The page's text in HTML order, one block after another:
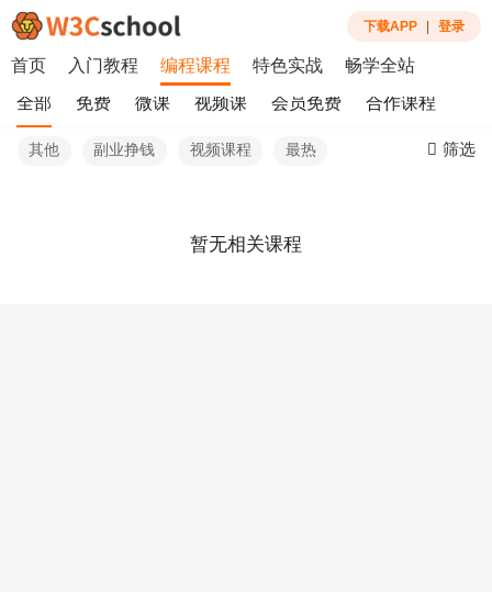
下载APP 登录
首页 入门教程 编程课程 特色实战 畅学全站
全部 免费 微课 视频课 会员免费 合作课程
其他 副业挣钱 视频课程 最热 筛选
暂无相关课程